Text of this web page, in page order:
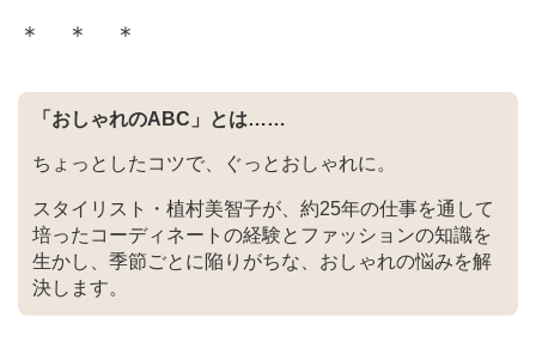
探してみてください。
＊ ＊ ＊
「おしゃれのABC」とは……
ちょっとしたコツで、ぐっとおしゃれに。
スタイリスト・植村美智子が、約25年の仕事を通して
培ったコーディネートの経験とファッションの知識を
生かし、季節ごとに陥りがちな、おしゃれの悩みを解
決します。